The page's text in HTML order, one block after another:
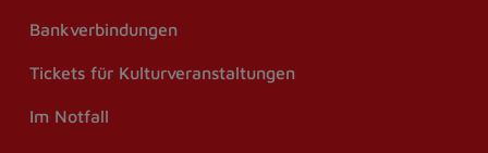
Bankverbindungen
Tickets für Kulturveranstaltungen
Im Notfall